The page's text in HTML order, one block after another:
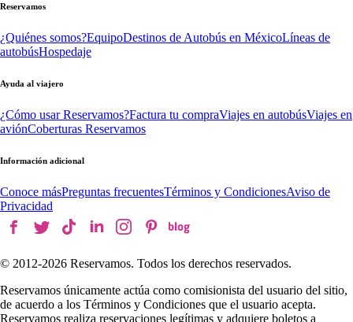
Reservamos
¿Quiénes somos?EquipoDestinos de Autobús en MéxicoLíneas de
autobúsHospedaje
Ayuda al viajero
¿Cómo usar Reservamos?Factura tu compraViajes en autobúsViajes en
aviónCoberturas Reservamos
Información adicional
Conoce másPreguntas frecuentesTérminos y CondicionesAviso de
Privacidad
© 2012-2026 Reservamos. Todos los derechos reservados.
Reservamos únicamente actúa como comisionista del usuario del sitio,
de acuerdo a los Términos y Condiciones que el usuario acepta.
Reservamos realiza reservaciones legítimas y adquiere boletos a